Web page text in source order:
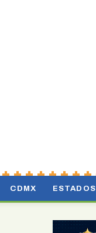
CDMX ESTADOS